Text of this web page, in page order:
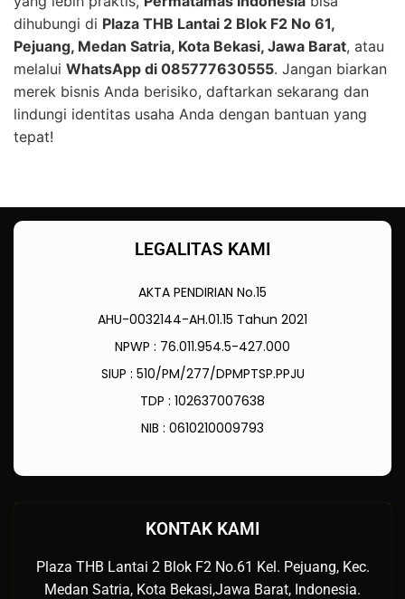
dihubungi di Plaza THB Lantai 2 Blok F2 No 61,
Pejuang, Medan Satria, Kota Bekasi, Jawa Barat, atau
melalui WhatsApp di 085777630555. Jangan biarkan
merek bisnis Anda berisiko, daftarkan sekarang dan
lindungi identitas usaha Anda dengan bantuan yang
tepat!
LEGALITAS KAMI
AKTA PENDIRIAN No.15
AHU-0032144-AH.01.15 Tahun 2021
NPWP : 76.011.954.5-427.000
SIUP : 510/PM/277/DPMPTSP.PPJU
TDP : 102637007638
NIB : 0610210009793
KONTAK KAMI
Plaza THB Lantai 2 Blok F2 No.61 Kel. Pejuang, Kec.
Medan Satria, Kota Bekasi,Jawa Barat, Indonesia.